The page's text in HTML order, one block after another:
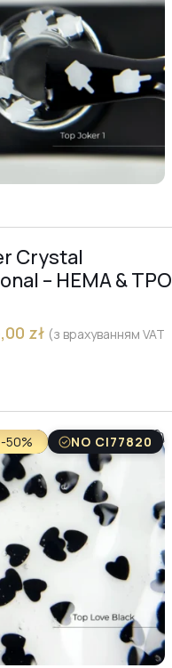
Crystal
– HEMA & TPO
zł (з врахуванням VAT
50% NO CI77820